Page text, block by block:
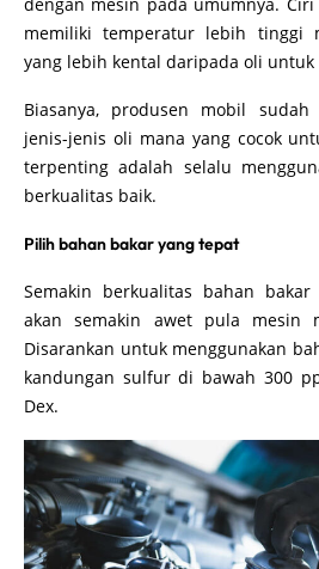
memiliki temperatur lebih tinggi
yang lebih kental daripada oli untuk
Biasanya, produsen mobil
jenis-jenis oli mana yang cocok
terpenting adalah selalu
berkualitas baik.
Pilih bahan bakar yang tepat
Semakin berkualitas bahan
akan semakin awet pula mesin
Disarankan untuk menggunakan
kandungan sulfur di bawah 300
Dex.